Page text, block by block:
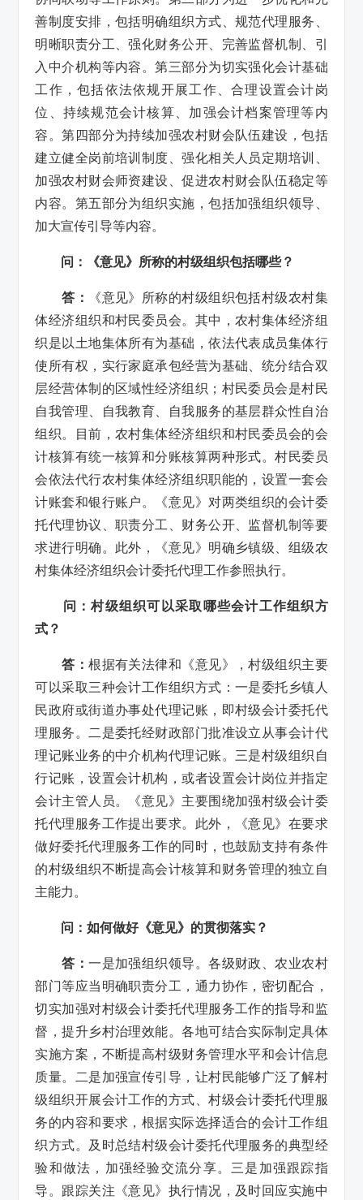
善制度安排，包括明确组织方式、规范代理服务、
明晰职责分工、强化财务公开、完善监督机制、引
入中介机构等内容。第三部分为切实强化会计基础
工作，包括依法依规开展工作、合理设置会计岗
位、持续规范会计核算、加强会计档案管理等内
容。第四部分为持续加强农村财会队伍建设，包括
建立健全岗前培训制度、强化相关人员定期培训、
加强农村财会师资建设、促进农村财会队伍稳定等
内容。第五部分为组织实施，包括加强组织领导、
加大宣传引导等内容。
问：《意见》所称的村级组织包括哪些？
答：
《意见》所称的村级组织包括村级农村集
体经济组织和村民委员会。其中，农村集体经济组
织是以土地集体所有为基础，依法代表成员集体行
使所有权，实行家庭承包经营为基础、统分结合双
层经营体制的区域性经济组织；村民委员会是村民
自我管理、自我教育、自我服务的基层群众性自治
组织。目前，农村集体经济组织和村民委员会的会
计核算有统一核算和分账核算两种形式。村民委员
会依法代行农村集体经济组织职能的，设置一套会
计账套和银行账户。《意见》对两类组织的会计委
托代理协议、职责分工、财务公开、监督机制等要
求进行明确。此外，《意见》明确乡镇级、组级农
村集体经济组织会计委托代理工作参照执行。
问：村级组织可以采取哪些会计工作组织方
式？
答：根据有关法律和《意见》，村级组织主要
可以采取三种会计工作组织方式：一是委托乡镇人
民政府或街道办事处代理记账，即村级会计委托代
理服务。二是委托经财政部门批准设立从事会计代
理记账业务的中介机构代理记账。三是村级组织自
行记账，设置会计机构，或者设置会计岗位并指定
会计主管人员。《意见》主要围绕加强村级会计委
托代理服务工作提出要求。此外，《意见》在要求
做好委托代理服务工作的同时，也鼓励支持有条件
的村级组织不断提高会计核算和财务管理的独立自
主能力。
问：如何做好《意见》的贯彻落实？
答：一是加强组织领导。各级财政、农业农村
部门等应当明确职责分工，通力协作，密切配合，
切实加强对村级会计委托代理服务工作的指导和监
督，提升乡村治理效能。各地可结合实际制定具体
实施方案，不断提高村级财务管理水平和会计信息
质量。二是加强宣传引导，让村民能够广泛了解村
级组织开展会计工作的方式、村级会计委托代理服
务的内容和要求，根据实际选择适合的会计工作组
织方式。及时总结村级会计委托代理服务的典型经
验和做法，加强经验交流分享。三是加强跟踪指
导。跟踪关注《意见》执行情况，及时回应实施中